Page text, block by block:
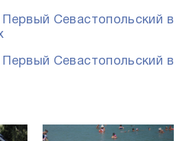
Первый Севастопольский в
Первый Севастопольский в